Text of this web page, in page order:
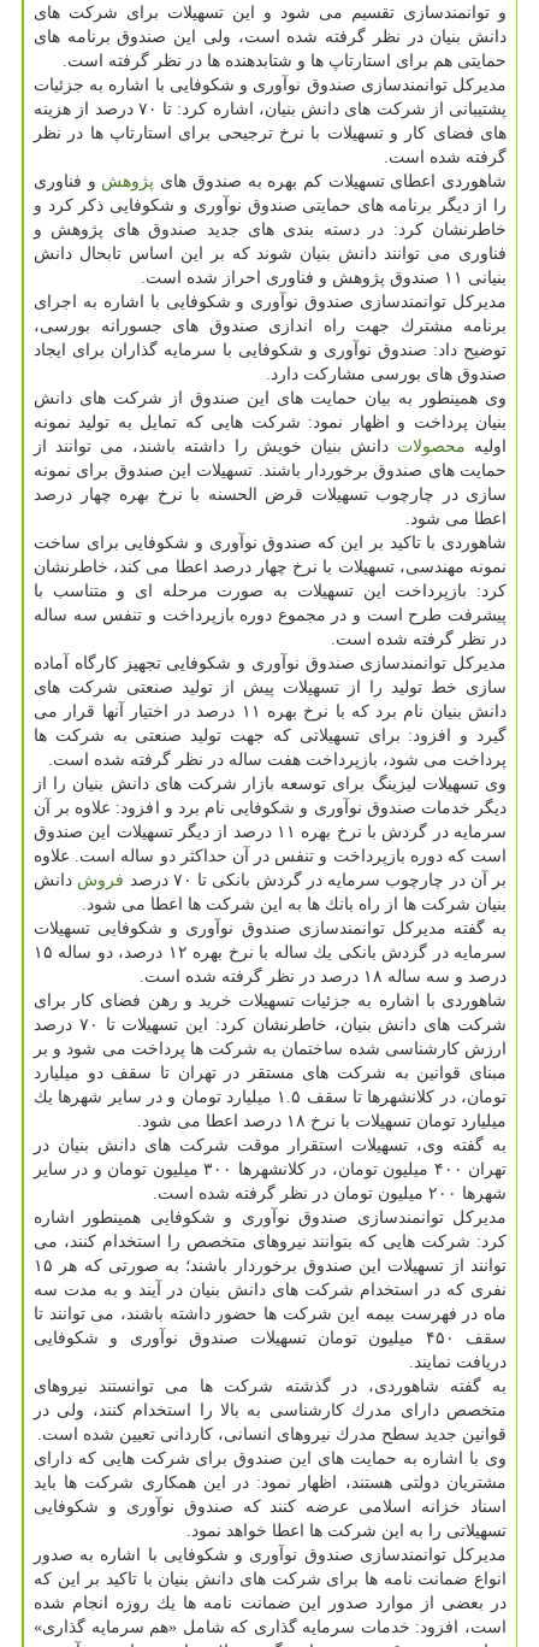
و توانمندسازی تقسیم می شود و این تسهیلات برای شركت های
دانش بنیان در نظر گرفته شده است، ولی این صندوق برنامه های
حمایتی هم برای استارتاپ ها و شتابدهنده ها در نظر گرفته است.
مدیركل توانمندسازی صندوق نوآوری و شكوفایی با اشاره به جزئیات
پشتیبانی از شركت های دانش بنیان، اشاره كرد: تا ۷۰ درصد از هزینه
های فضای كار و تسهیلات با نرخ ترجیحی برای استارتاپ ها در نظر
گرفته شده است.
شاهوردی اعطای تسهیلات كم بهره به صندوق های پژوهش و فناوری
را از دیگر برنامه های حمایتی صندوق نوآوری و شكوفایی ذكر كرد و
خاطرنشان كرد: در دسته بندی های جدید صندوق های پژوهش و
فناوری می توانند دانش بنیان شوند كه بر این اساس تابحال دانش
بنیانی ۱۱ صندوق پژوهش و فناوری احراز شده است.
مدیركل توانمندسازی صندوق نوآوری و شكوفایی با اشاره به اجرای
برنامه مشترك جهت راه اندازی صندوق های جسورانه بورسی،
توضیح داد: صندوق نوآوری و شكوفایی با سرمایه گذاران برای ایجاد
صندوق های بورسی مشاركت دارد.
وی همینطور به بیان حمایت های این صندوق از شركت های دانش
بنیان پرداخت و اظهار نمود: شركت هایی كه تمایل به تولید نمونه
اولیه محصولات دانش بنیان خویش را داشته باشند، می توانند از
حمایت های صندوق برخوردار باشند. تسهیلات این صندوق برای نمونه
سازی در چارچوب تسهیلات قرض الحسنه با نرخ بهره چهار درصد
اعطا می شود.
شاهوردی با تاكید بر این كه صندوق نوآوری و شكوفایی برای ساخت
نمونه مهندسی، تسهیلات با نرخ چهار درصد اعطا می كند، خاطرنشان
كرد: بازپرداخت این تسهیلات به صورت مرحله ای و متناسب با
پیشرفت طرح است و در مجموع دوره بازپرداخت و تنفس سه ساله
در نظر گرفته شده است.
مدیركل توانمندسازی صندوق نوآوری و شكوفایی تجهیز كارگاه آماده
سازی خط تولید را از تسهیلات پیش از تولید صنعتی شركت های
دانش بنیان نام برد كه با نرخ بهره ۱۱ درصد در اختیار آنها قرار می
گیرد و افزود: برای تسهیلاتی كه جهت تولید صنعتی به شركت ها
پرداخت می شود، بازپرداخت هفت ساله در نظر گرفته شده است.
وی تسهیلات لیزینگ برای توسعه بازار شركت های دانش بنیان را از
دیگر خدمات صندوق نوآوری و شكوفایی نام برد و افزود: علاوه بر آن
سرمایه در گردش با نرخ بهره ۱۱ درصد از دیگر تسهیلات این صندوق
است كه دوره بازپرداخت و تنفس در آن حداكثر دو ساله است. علاوه
بر آن در چارچوب سرمایه در گردش بانكی تا ۷۰ درصد
فروش دانش
بنیان شركت ها از راه بانك ها به این شركت ها اعطا می شود.
به گفته مدیركل توانمندسازی صندوق نوآوری و شكوفایی تسهیلات
سرمایه در گردش بانكی یك ساله با نرخ بهره ۱۲ درصد، دو ساله ۱۵
درصد و سه ساله ۱۸ درصد در نظر گرفته شده است.
شاهوردی با اشاره به جزئیات تسهیلات خرید و رهن فضای كار برای
شركت های دانش بنیان، خاطرنشان كرد: این تسهیلات تا ۷۰ درصد
ارزش كارشناسی شده ساختمان به شركت ها پرداخت می شود و بر
مبنای قوانین به شركت های مستقر در تهران تا سقف دو میلیارد
تومان، در كلانشهرها تا سقف ۱.۵ میلیارد تومان و در سایر شهرها یك
میلیارد تومان تسهیلات با نرخ ۱۸ درصد اعطا می شود.
به گفته وی، تسهیلات استقرار موقت شركت های دانش بنیان در
تهران ۴۰۰ میلیون تومان، در كلانشهرها ۳۰۰ میلیون تومان و در سایر
شهرها ۲۰۰ میلیون تومان در نظر گرفته شده است.
مدیركل توانمندسازی صندوق نوآوری و شكوفایی همینطور اشاره
كرد: شركت هایی كه بتوانند نیروهای متخصص را استخدام كنند، می
توانند از تسهیلات این صندوق برخوردار باشند؛ به صورتی كه هر ۱۵
نفری كه در استخدام شركت های دانش بنیان در آیند و به مدت سه
ماه در فهرست بیمه این شركت ها حضور داشته باشند، می توانند تا
سقف ۴۵۰ میلیون تومان تسهیلات صندوق نوآوری و شكوفایی
دریافت نمایند.
به گفته شاهوردی، در گذشته شركت ها می توانستند نیروهای
متخصص دارای مدرك كارشناسی به بالا را استخدام كنند، ولی در
قوانین جدید سطح مدرك نیروهای انسانی، كاردانی تعیین شده است.
وی با اشاره به حمایت های این صندوق برای شركت هایی كه دارای
مشتریان دولتی هستند، اظهار نمود: در این همكاری شركت ها باید
اسناد خزانه اسلامی عرضه كنند كه صندوق نوآوری و شكوفایی
تسهیلاتی را به این شركت ها اعطا خواهد نمود.
مدیركل توانمندسازی صندوق نوآوری و شكوفایی با اشاره به صدور
انواع ضمانت نامه ها برای شركت های دانش بنیان با تاكید بر این كه
در بعضی از موارد صدور این ضمانت نامه ها یك روزه انجام شده
است، افزود: خدمات سرمایه گذاری كه شامل «هم سرمایه گذاری»